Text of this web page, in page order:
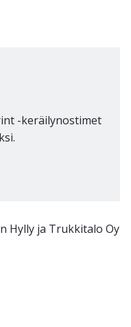
-keräilynostimet